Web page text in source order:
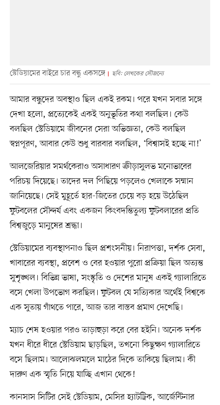
স্টেডিয়ামের বাইরে চার বন্ধু একসঙ্গে ছবি: লেখকের সৌজন্যে
আমার বন্ধুদের অবস্থাও ছিল একই রকম। পরে যখন সবার সঙ্গে
দেখা হলো, প্রত্যেকেই একই অনুভূতির কথা বলছিল। কেউ
বলছিল স্টেডিয়ামে জীবনের সেরা অভিজ্ঞতা, কেউ বলছিল
স্বপ্নপূরণ, আবার কেউ শুধু বারবার বলছিল, ‘বিশ্বাসই হচ্ছে না!’
আলজেরিয়ার সমর্থকেরাও অসাধারণ ক্রীড়াসুলভ মনোভাবের
পরিচয় দিয়েছে। তাদের দল পিছিয়ে পড়লেও খেলাকে সম্মান
জানিয়েছে। সেই মুহূর্তে হার-জিতের চেয়ে বড় হয়ে উঠেছিল
ফুটবলের সৌন্দর্য এবং একজন কিংবদন্তিতুল্য ফুটবলারের প্রতি
বিশ্বজুড়ে মানুষের শ্রদ্ধা।
স্টেডিয়ামের ব্যবস্থাপনাও ছিল প্রশংসনীয়। নিরাপত্তা, দর্শক সেবা,
খাবারের ব্যবস্থা, প্রবেশ ও বের হওয়ার পুরো প্রক্রিয়া ছিল অত্যন্ত
সুশৃঙ্খল। বিভিন্ন ভাষা, সংস্কৃতি ও দেশের মানুষ একই গ্যালারিতে
বসে খেলা উপভোগ করছিল। ফুটবল যে সত্যিকার অর্থেই বিশ্বকে
এক সুতায় গাঁথতে পারে, আজ তার বাস্তব প্রমাণ দেখেছি।
ম্যাচ শেষ হওয়ার পরও তাড়াহুড়া করে বের হইনি। অনেক দর্শক
যখন ধীরে ধীরে স্টেডিয়াম ছাড়ছিল, তখনো কিছুক্ষণ গ্যালারিতে
বসে ছিলাম। আলোঝলমলে মাঠের দিকে তাকিয়ে ছিলাম। কী
দারুণ এক স্মৃতি নিয়ে যাচ্ছি এখান থেকে!
কানসাস সিটির সেই স্টেডিয়াম, মেসির হ্যাটট্রিক, আর্জেন্টিনার